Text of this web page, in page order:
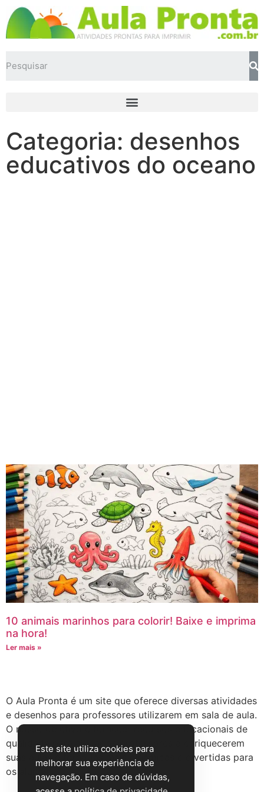
Categoria: desenhos
educativos do oceano
10 animais marinhos para colorir! Baixe e imprima
na hora!
Ler mais »
O Aula Pronta é um site que oferece diversas atividades
e desenhos para professores utilizarem em sala de aula.
O nosso objetivo é fornecer recursos educacionais de
qualidade para ajudar os professores a enriquecerem
suas aulas e torná-las mais dinâmicas e divertidas para
os alunos.
Este site utiliza cookies para
melhorar sua experiência de
navegação. Em caso de dúvidas,